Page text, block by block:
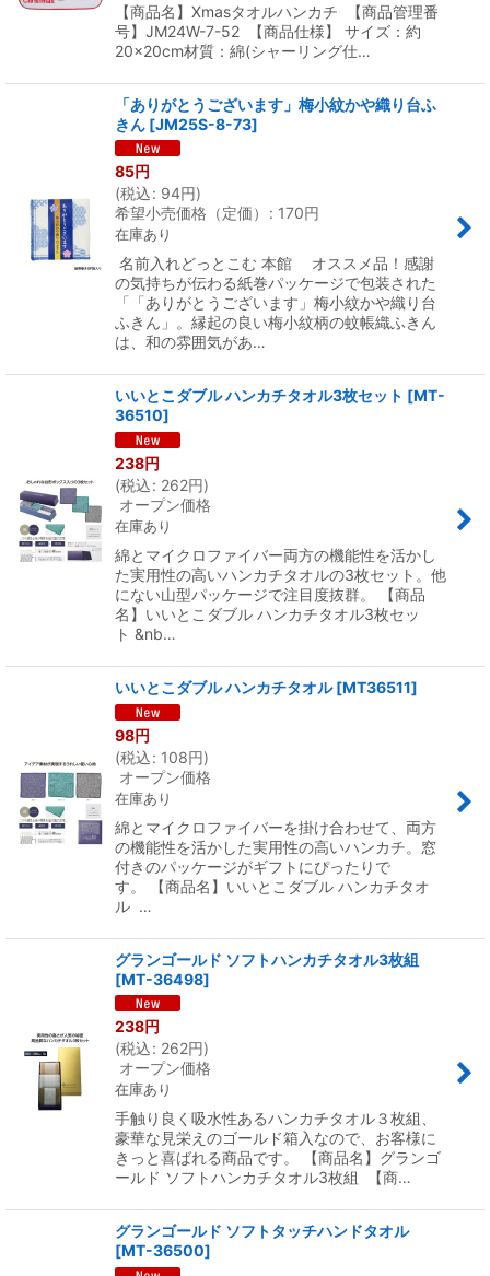
【商品名】Xmasタオルハンカチ 【商品管理番
号】JM24W-7-52 【商品仕様】 サイズ：約
20×20cm材質：綿(シャーリング仕…
「ありがとうございます」梅小紋かや織り台ふ
きん [JM25S-8-73]
85円
(税込: 94円)
希望小売価格（定価）
: 170円
在庫あり
名前入れどっとこむ 本館 オススメ品！感謝
の気持ちが伝わる紙巻パッケージで包装された
「「ありがとうございます」梅小紋かや織り台
ふきん」。縁起の良い梅小紋柄の蚊帳織ふきん
は、和の雰囲気があ…
いいとこダブル ハンカチタオル3枚セット [MT-
36510]
238円
(税込: 262円)
オープン価格
在庫あり
綿とマイクロファイバー両方の機能性を活かし
た実用性の高いハンカチタオルの3枚セット。他
にない山型パッケージで注目度抜群。 【商品
名】いいとこダブル ハンカチタオル3枚セッ
ト &nb…
いいとこダブル ハンカチタオル [MT36511]
98円
(税込: 108円)
オープン価格
在庫あり
綿とマイクロファイバーを掛け合わせて、両方
の機能性を活かした実用性の高いハンカチ。窓
付きのパッケージがギフトにぴったりで
す。 【商品名】いいとこダブル ハンカチタオ
ル …
グランゴールド ソフトハンカチタオル3枚組
[MT-36498]
238円
(税込: 262円)
オープン価格
在庫あり
手触り良く吸水性あるハンカチタオル３枚組、
豪華な見栄えのゴールド箱入なので、お客様に
きっと喜ばれる商品です。 【商品名】グランゴ
ールド ソフトハンカチタオル3枚組 【商…
グランゴールド ソフトタッチハンドタオル
[MT-36500]